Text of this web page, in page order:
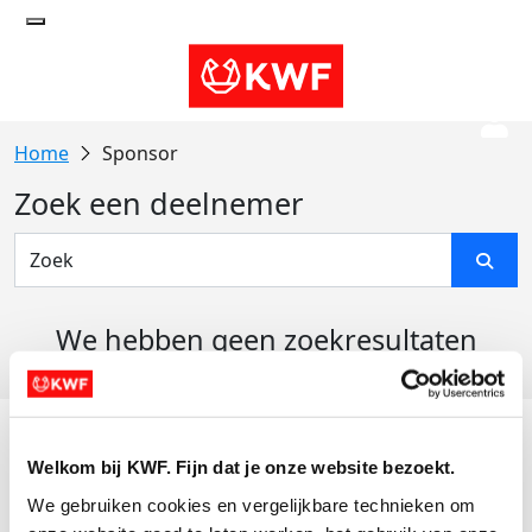
Welkom bij KWF. Fijn dat je onze website bezoekt.
We gebruiken cookies en vergelijkbare technieken om
Sponsor
Zoek een deelnemer
We hebben geen zoekresultaten
Actiematerialen
Evenementen